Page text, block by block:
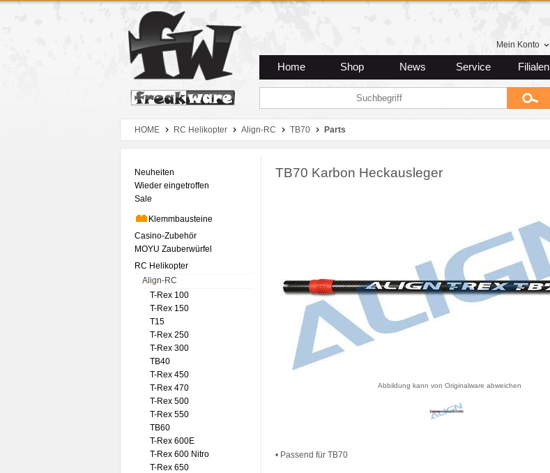
Zum Hauptmenue
Zum Seiteninhalt
Zum Warenkob
Mein Konto
Home Shop News Service Filialen
HOME RC Helikopter Align-RC TB70 Parts
Neuheiten
Wieder eingetroffen
Sale
Klemmbausteine
Casino-Zubehör
MOYU Zauberwürfel
RC Helikopter
Align-RC
T-Rex 100
T-Rex 150
T15
T-Rex 250
T-Rex 300
TB40
T-Rex 450
T-Rex 470
T-Rex 500
T-Rex 550
TB60
T-Rex 600E
T-Rex 600 Nitro
T-Rex 650
TB70 Karbon Heckausleger
Abbildung kann von Originalware abweichen
• Passend für TB70